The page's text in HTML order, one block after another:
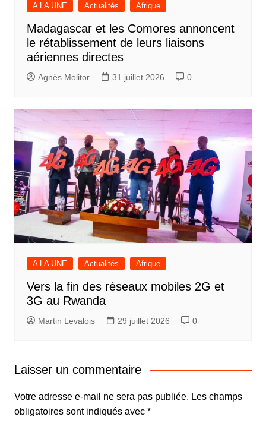
A LA UNE Actualités Afrique
Madagascar et les Comores annoncent
le rétablissement de leurs liaisons
aériennes directes
Agnès Molitor 31 juillet 2026 0
A LA UNE Actualités Afrique
Vers la fin des réseaux mobiles 2G et
3G au Rwanda
Martin Levalois 29 juillet 2026 0
Laisser un commentaire
Votre adresse e-mail ne sera pas publiée. Les champs
obligatoires sont indiqués avec *